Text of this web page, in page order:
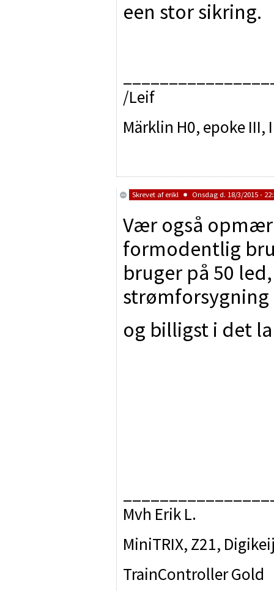
een stor sikring.
/Leif
Märklin H0, epoke III,
Skrevet af erikl Onsdag d. 18/3/2015 -
Vær også
formodentlig
bruger på 50
og billigst i det
Mvh Erik L.
MiniTRIX, Z21,
TrainController Gold